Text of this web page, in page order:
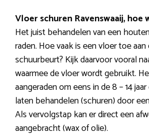
Vloer schuren Ravenswaaij, hoe
Het juist behandelen van een
raden. Hoe vaak is een vloer toe aan
schuurbeurt? Kijk daarvoor vooral
waarmee de vloer wordt gebruikt.
aangeraden om eens in de 8 – 14
laten behandelen (schuren) door
Als vervolgstap kan er direct een
aangebracht (wax of olie).